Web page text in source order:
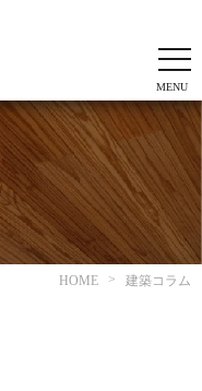
HOME 建築コラム